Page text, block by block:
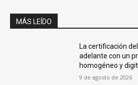
MÁS LEÍDO
La certificación
adelante con un
homogéneo y
9 de agosto de 2026